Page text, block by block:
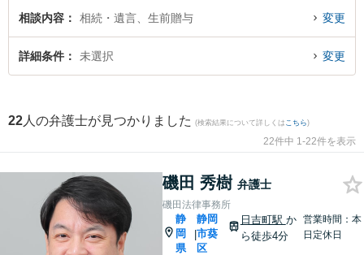
『生前贈与のトラブル解決の実績豊富な近くの弁護士を検索したい』『初回相
談無料で生前贈与を法律相談できる静岡市葵区内の弁護士に相談予約したい』
などでお困りの相談者さんにおすすめです。
相談内容 相続・遺言、生前贈与 変更
詳細条件 未選択 変更
22 人の弁護士が見つかりました (検索結果について詳しくは こちら)
22件中 1-22件を表示
磯田 秀樹 弁護士
磯田法律事務所
静
岡
県
|
静岡
市葵
区
日吉町駅 か
ら徒歩4分
営業時間：本
日定休日